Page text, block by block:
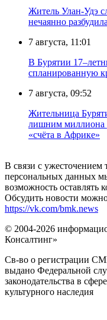
Житель Улан-Удэ
нечаянно
7 августа, 11:01
В Бурятии
спланированную
7 августа, 09:52
Жительница
лишним миллиона
«счёта в Африке»
В связи с
персональных данных
возможность оставлять
Обсудить новости
https://vk.com/bmk.news
© 2004-2026
Консалтинг»
Св-во о регистрации
выдано Федеральной
законодательства в
культурного наследия